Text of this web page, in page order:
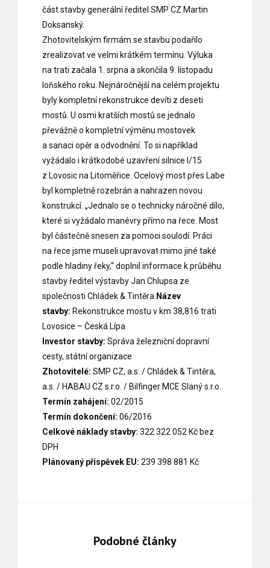
část stavby generální ředitel SMP CZ Martin
Doksanský.
Zhotovitelským firmám se stavbu podařilo
zrealizovat ve velmi krátkém termínu. Výluka
na trati začala 1. srpna a skončila 9. listopadu
loňského roku. Nejnáročnější na celém projektu
byly kompletní rekonstrukce devíti z deseti
mostů. U osmi kratších mostů se jednalo
převážně o kompletní výměnu mostovek
a sanaci opěr a odvodnění. To si například
vyžádalo i krátkodobé uzavření silnice I/15
z Lovosic na Litoměřice. Ocelový most přes Labe
byl kompletně rozebrán a nahrazen novou
konstrukcí. „Jednalo se o technicky náročné dílo,
které si vyžádalo manévry přímo na řece. Most
byl částečně snesen za pomoci soulodí. Práci
na řece jsme museli upravovat mimo jiné také
podle hladiny řeky,“ doplnil informace k průběhu
stavby ředitel výstavby Jan Chlupsa ze
společnosti Chládek & Tintěra. Název
stavby: Rekonstrukce mostu v km 38,816 trati
Lovosice – Česká Lípa
Investor stavby: Správa železniční dopravní
cesty, státní organizace
Zhotovitelé: SMP CZ, a.s. / Chládek & Tintěra,
a.s. / HABAU CZ s.r.o. / Bilfinger MCE Slaný s.r.o.
Termín zahájení: 02/2015
Termín dokončení: 06/2016
Celkové náklady stavby: 322 322 052 Kč bez
DPH
Plánovaný příspěvek EU: 239 398 881 Kč
Podobné články